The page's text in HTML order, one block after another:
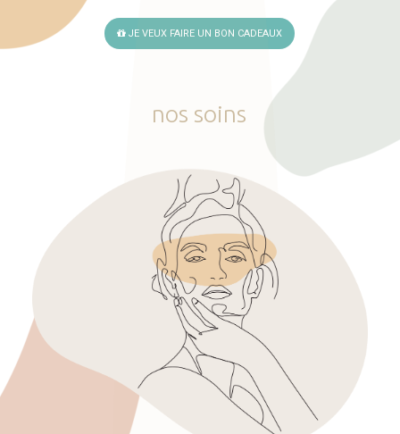
JE VEUX FAIRE UN BON CADEAUX
nos soins